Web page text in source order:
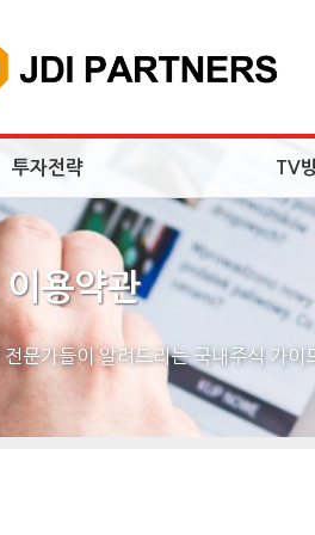
투자전략 TV
용약관
문가들이 알려드리는 국내주식 가이